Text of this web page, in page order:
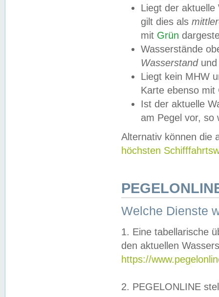
Liegt der
gilt dies als
mit Grün
Wasserstände
Wasserstandund
Liegt kein MHW
Karte ebenso mit
Ist der aktuelle
am Pegel vor,
Alternativ können die
höchsten
Welche Dienste
1. Eine tabellarische
den aktuellen
https://
2. PEGELONLINE